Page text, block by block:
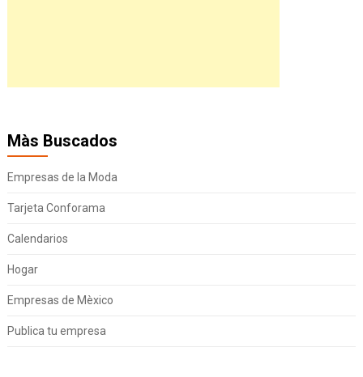
Màs Buscados
Empresas de la Moda
Tarjeta Conforama
Calendarios
Hogar
Empresas de Mèxico
Publica tu empresa